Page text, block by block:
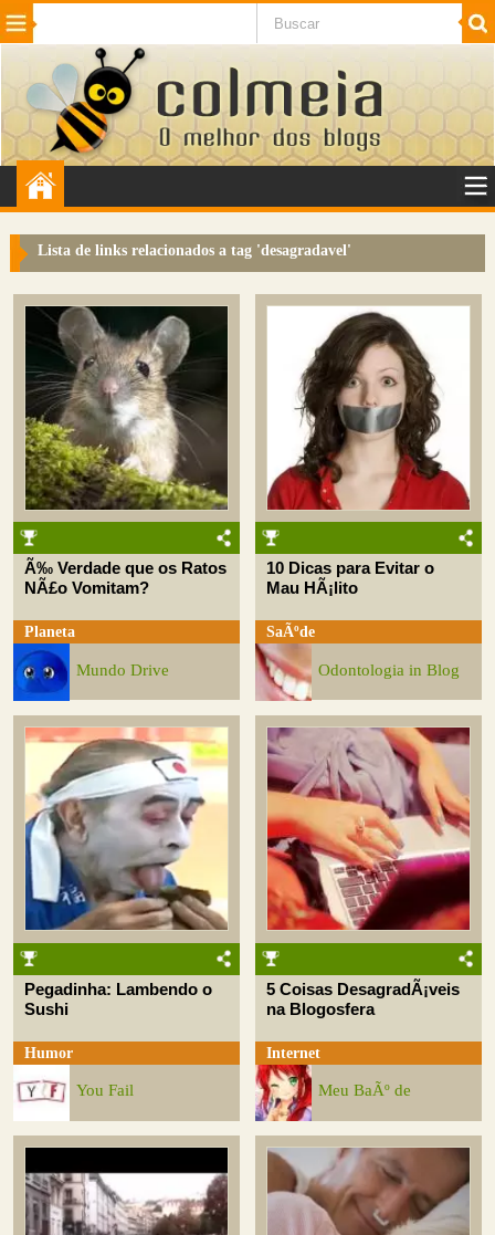
Beleza Cinema e TV
Internet Jogos NotÃ­cias SaÃºde
VeÃ­culos Adulto
Sugerir Link
Colmeia Exchange
Perguntas Frequentes
Sobre
Contato
Lista de links relacionados a tag 'desagradavel'
Ã‰ Verdade que os Ratos
NÃ£o Vomitam?
Planeta
Mundo Drive
10 Dicas para Evitar o
Mau HÃ¡lito
SaÃºde
Odontologia in Blog
Pegadinha: Lambendo o
Sushi
Humor
You Fail
5 Coisas DesagradÃ¡veis
na Blogosfera
Internet
Meu BaÃº de